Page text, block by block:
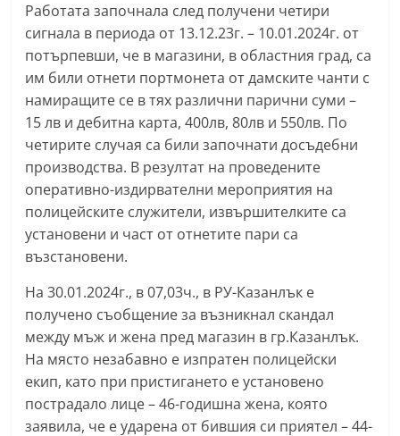
o
,
k
a
a
n
l
a
k
-
b
g
.
i
n
f
Работата започнала след получени четири
сигнала в периода от 13.12.23г. – 10.01.2024г. от
потърпевши, че в магазини, в областния град, са
им били отнети портмонета от дамските чанти с
намиращите се в тях различни парични суми –
15 лв и дебитна карта, 400лв, 80лв и 550лв. По
четирите случая са били започнати досъдебни
производства. В резултат на проведените
оперативно-издирвателни мероприятия на
полицейските служители, извършителките са
установени и част от отнетите пари са
възстановени.
На 30.01.2024г., в 07,03ч., в РУ-Казанлък е
получено съобщение за възникнал скандал
между мъж и жена пред магазин в гр.Казанлък.
На място незабавно е изпратен полицейски
екип, като при пристигането е установено
пострадало лице – 46-годишна жена, която
заявила, че е ударена от бившия си приятел – 44-